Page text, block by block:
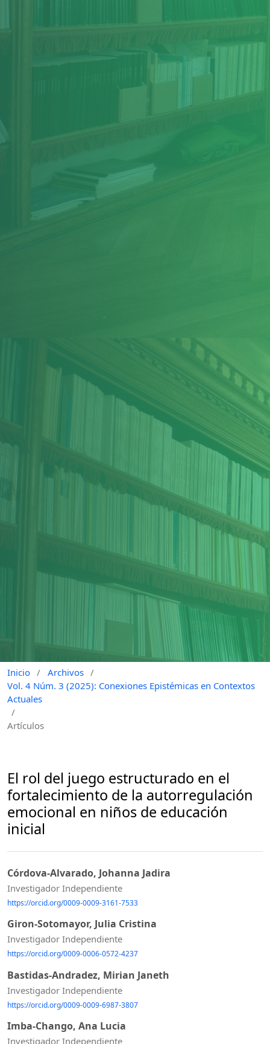
Inicio / Archivos /
Vol. 4 Núm. 3 (2025): Conexiones Epistémicas en Contextos
Actuales
/
Artículos
El rol del juego estructurado en el
fortalecimiento de la autorregulación
emocional en niños de educación
inicial
Córdova-Alvarado, Johanna Jadira
Investigador Independiente
https://orcid.org/0009-0009-3161-7533
Giron-Sotomayor, Julia Cristina
Investigador Independiente
https://orcid.org/0009-0006-0572-4237
Bastidas-Andradez, Mirian Janeth
Investigador Independiente
https://orcid.org/0009-0009-6987-3807
Imba-Chango, Ana Lucia
Investigador Independiente